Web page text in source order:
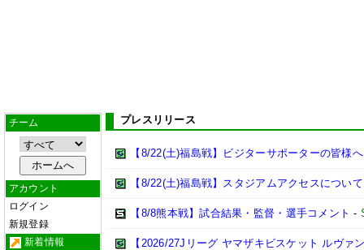
チーム
アカウント
ログイン
新規登録
新着情報
プレスリリース
【8/22(土)福島戦】ビジターサポーターの皆様へ
【8/22(土)福島戦】スタジアムアクセスについて
【8/8熊本戦】試合結果・監督・選手コメント -
【2026/27Jリーグ ヤマザキビスケット ルヴ